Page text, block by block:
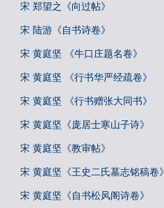
宋 郑望之《向过帖》
宋 陆游《自书诗卷》
宋 黄庭坚 《牛口庄题名卷》
宋 黄庭坚 《行书华严经疏卷》
宋 黄庭坚 《行书赠张大同书》
宋 黄庭坚《庞居士寒山子诗》
宋 黄庭坚《教审帖》
宋 黄庭坚《王史二氏墓志铭稿卷》
宋 黄庭坚《自书松风阁诗卷》